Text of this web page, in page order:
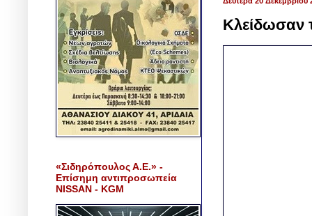
Κλείδωσαν
«Σιδηρόπουλος Α.Ε.» -
Επίσημη αντιπροσωπεία
NISSAN - KGM